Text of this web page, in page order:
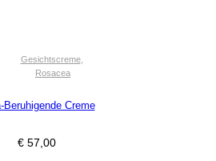
Gesichtscreme,
Rosacea
Beruhigende Creme
€ 57,00